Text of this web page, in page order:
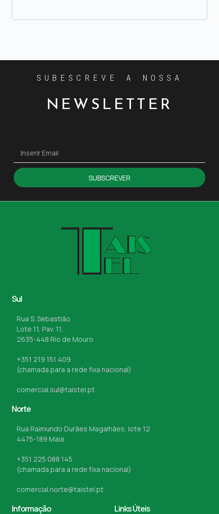
SUBESCREVE A NOSSA
NEWSLETTER
SUBSCREVER
Sul
Rua S. Sebastião
Lote 11, Pav. 11,
2635-448 Rio de Mouro
+351 219 151 409
(chamada para a rede fixa nacional)
comercial.sul@taistel.pt
Norte
Rua Raimundo Durães Magalhães, lote 12
4475-189 Maia
+351 225 088 145
(chamada para a rede fixa nacional)
comercial.norte@taistel.pt
Informação Links Úteis